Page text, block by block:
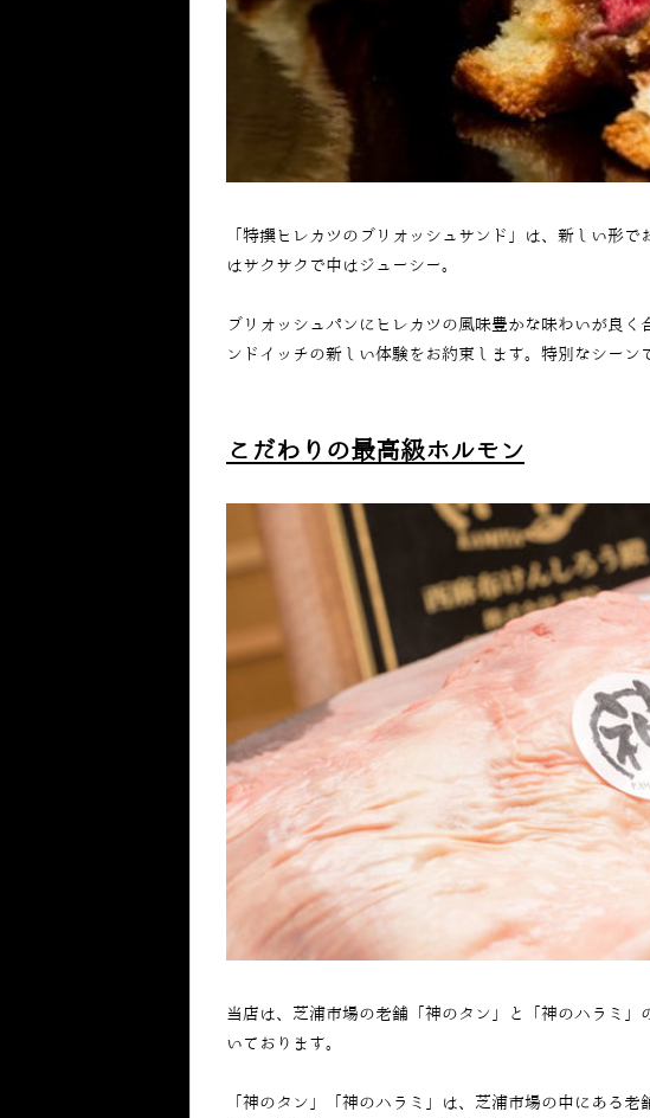
「特撰ヒレカツのブリオッシュサンド」は、新しい形
はサクサクで中はジューシー。
ブリオッシュパンにヒレカツの風味豊かな味わいが良
ンドイッチの新しい体験をお約束します。特別なシーン
こだわりの最高級ホルモン
当店は、芝浦市場の老舗「神のタン」と「神のハラミ
いております。
「神のタン」「神のハラミ」は、芝浦市場の中にある